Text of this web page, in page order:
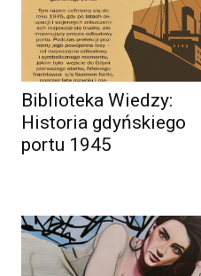
Biblioteka Wiedzy:
Historia gdyńskiego
portu 1945